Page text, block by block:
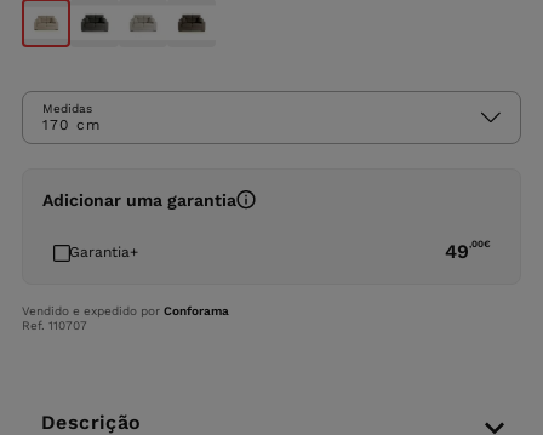
Medidas
170 cm
Adicionar uma garantia
Garantia+ 49,00€
Vendido e expedido por Conforama
Ref. 110707
Descrição